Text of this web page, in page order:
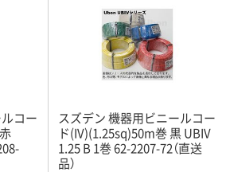
コー
スズデン 機器用ビニールコー
ド(IV)(1.25sq)50m巻 黒 UBIV
1.25 B 1巻 62-2207-72（直送
品）